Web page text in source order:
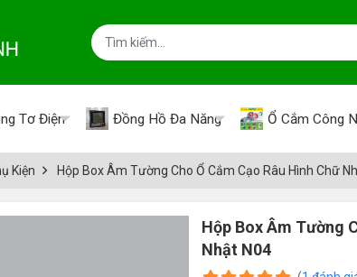
Tơ Điện Đồng Hồ Đa Năng Ổ Cắm Công
Kiện Hộp Box Âm Tường Cho Ổ Cắm Cạo Râu Hình Chữ
Hộp Box Âm Tường
Nhật N04